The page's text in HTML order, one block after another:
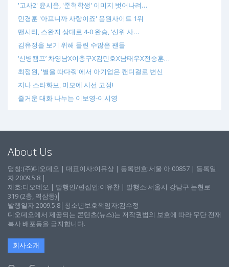
'고사2' 윤시윤, '준혁학생' 이미지 벗어나려…
민경훈 '아프니까 사랑이죠' 음원사이트 1위
맨시티, 스완지 상대로 4-0 완승, ‘신위 사…
김유정을 보기 위해 몰린 수많은 팬들
‘신병캠프’ 차영남X이충구X김민호X남태우X전승훈…
최정원, '별을 따다줘'에서 아기업은 캔디걸로 변신
지나 스타화보, 미모에 시선 고정!
즐거운 대화 나누는 이보영-이시영
About Us
명칭:(주)디오데오 | 대표이사:이유상 | 등록번호:서울 아 00857 | 등록일
자:2009.5.8 |
제호:디오데오 | 발행인/편집인:이유찬 | 발행소:서울시 강남구 논현로
319 (2층, 역삼동)│
발행일자:2009.5.8│청소년보호책임자:김수정
디오데오에서 제공되는 콘텐츠(뉴스)는 저작권법의 보호에 따라 무단 전재
복사 배포등을 금지합니다.
회사소개